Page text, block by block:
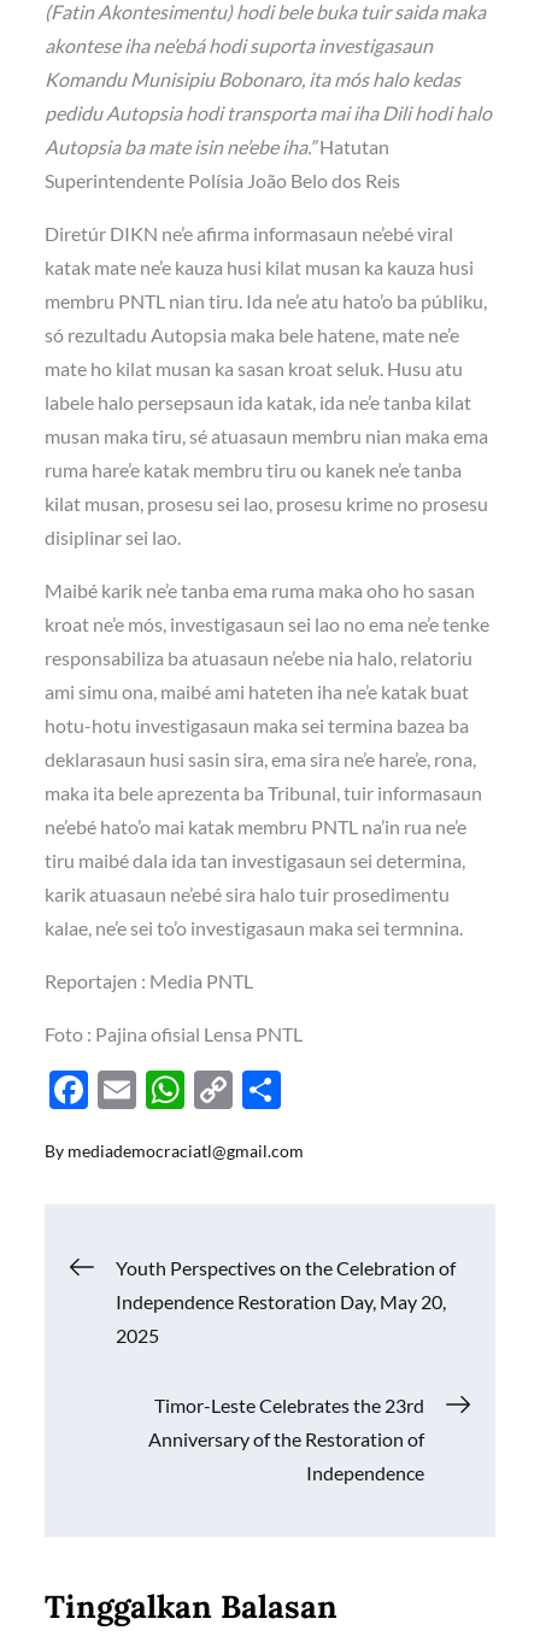
(Fatin Akontesimentu) hodi bele buka tuir saida maka
akontese iha ne’ebá hodi suporta investigasaun
Komandu Munisipiu Bobonaro, ita mós halo kedas
pedidu Autopsia hodi transporta mai iha Dili hodi halo
Autopsia ba mate isin ne’ebe iha.”Hatutan
Superintendente Polísia João Belo dos Reis
Diretúr DIKN ne’e afirma informasaun ne’ebé viral
katak mate ne’e kauza husi kilat musan ka kauza husi
membru PNTL nian tiru. Ida ne’e atu hato’o ba públiku,
só rezultadu Autopsia maka bele hatene, mate ne’e
mate ho kilat musan ka sasan kroat seluk. Husu atu
labele halo persepsaun ida katak, ida ne’e tanba kilat
musan maka tiru, sé atuasaun membru nian maka ema
ruma hare’e katak membru tiru ou kanek ne’e tanba
kilat musan, prosesu sei lao, prosesu krime no prosesu
disiplinar sei lao.
Maibé karik ne’e tanba ema ruma maka oho ho sasan
kroat ne’e mós, investigasaun sei lao no ema ne’e tenke
responsabiliza ba atuasaun ne’ebe nia halo, relatoriu
ami simu ona, maibé ami hateten iha ne’e katak buat
hotu-hotu investigasaun maka sei termina bazea ba
deklarasaun husi sasin sira, ema sira ne’e hare’e, rona,
maka ita bele aprezenta ba Tribunal, tuir informasaun
ne’ebé hato’o mai katak membru PNTL na’in rua ne’e
tiru maibé dala ida tan investigasaun sei determina,
karik atuasaun ne’ebé sira halo tuir prosedimentu
kalae, ne’e sei to’o investigasaun maka sei termnina.
Reportajen : Media PNTL
Foto : Pajina ofisial Lensa PNTL
F
e
o
E
ail
W
at
p
p
C
p
n
k
ar
By mediademocraciatl@gmail.com
Navigasi
pos
Youth Perspectives on the Celebration of
Independence Restoration Day, May 20,
2025
Timor-Leste Celebrates the 23rd
Anniversary of the Restoration of
Independence
Tinggalkan Balasan